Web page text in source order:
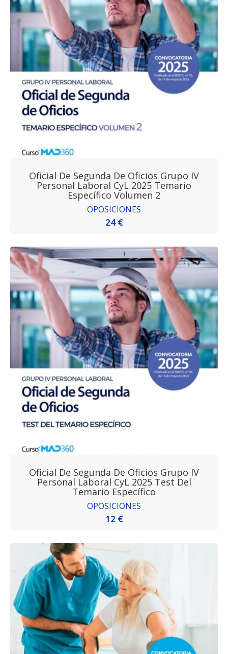
Oficial De Segunda De Oficios Grupo IV
Personal Laboral CyL 2025 Temario
Específico Volumen 2
OPOSICIONES
24 €
Oficial De Segunda De Oficios Grupo IV
Personal Laboral CyL 2025 Test Del
Temario Específico
OPOSICIONES
12 €